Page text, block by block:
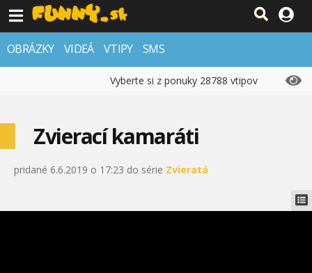
OBRÁZKY VIDEÁ VTIPY SMS
Vyberte si z ponuky 28788 vtipov
Zvierací kamaráti
pridané 6.6.2019 o 17:23 do série Zvieratá